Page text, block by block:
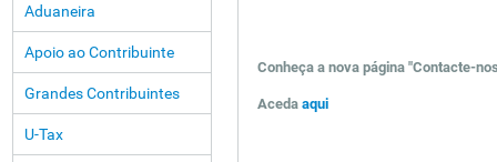
Aduaneira
Apoio ao Contribuinte
Grandes Contribuintes
U-Tax
Conheça a nova página "Contacte-
Aceda aqui